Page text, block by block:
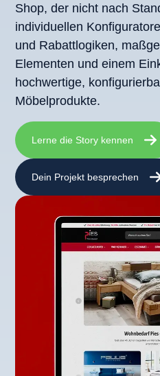
Shop, der nicht nach
individuellen
und Rabattlogiken,
Elementen und einem
hochwertige,
Möbelprodukte.
Lerne die Story kennen
Dein Projekt besprechen